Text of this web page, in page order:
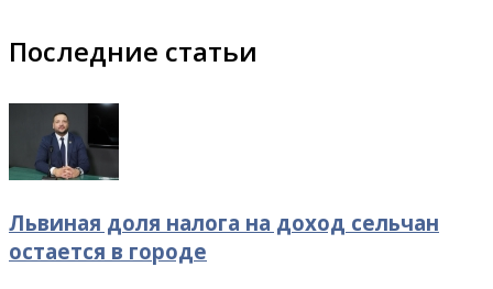
Последние статьи
Львиная доля налога на доход сельчан
остается в городе